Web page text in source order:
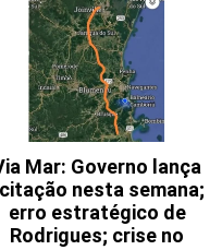
Mar: Governo lança
nesta semana;
erro estratégico de
Rodrigues; crise no